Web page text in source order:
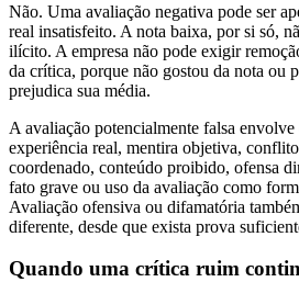
Não. Uma avaliação negativa pode ser
real insatisfeito. A nota baixa, por si só,
ilícito. A empresa não pode exigir
da crítica, porque não gostou da nota ou
prejudica sua média.
A avaliação potencialmente falsa
experiência real, mentira objetiva, conflito
coordenado, conteúdo proibido, ofensa
fato grave ou uso da avaliação como
Avaliação ofensiva ou difamatória
diferente, desde que exista prova
Quando uma crítica ruim